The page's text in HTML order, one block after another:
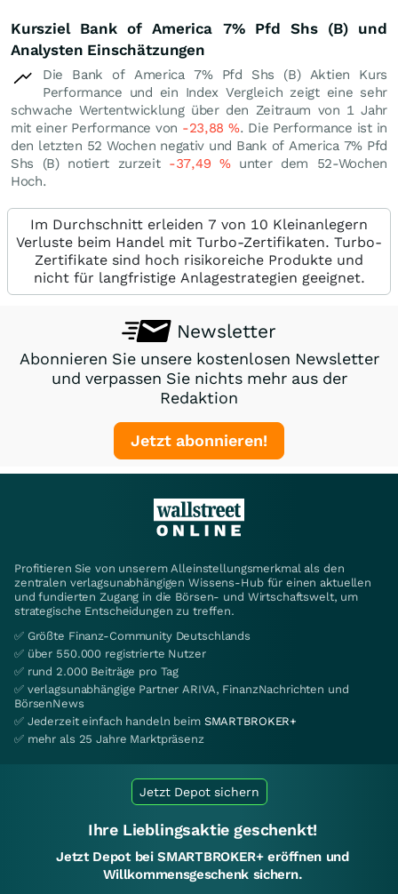
Kursziel Bank of America 7% Pfd Shs (B) und
Analysten Einschätzungen
Die Bank of America 7% Pfd Shs (B) Aktien Kurs
Performance und ein Index Vergleich zeigt eine sehr
schwache Wertentwicklung über den Zeitraum von 1 Jahr
mit einer Performance von -23,88 %. Die Performance ist in
den letzten 52 Wochen negativ und Bank of America 7% Pfd
Shs (B) notiert zurzeit -37,49 %unter dem 52-Wochen
Hoch.
Im Durchschnitt erleiden 7 von 10 Kleinanlegern
Verluste beim Handel mit Turbo-Zertifikaten. Turbo-
Zertifikate sind hoch risikoreiche Produkte und
nicht für langfristige Anlagestrategien geeignet.
Newsletter
Abonnieren Sie unsere kostenlosen Newsletter
und verpassen Sie nichts mehr aus der
Redaktion
Jetzt abonnieren!
Profitieren Sie von unserem Alleinstellungsmerkmal als den
zentralen verlagsunabhängigen Wissens-Hub für einen aktuellen
und fundierten Zugang in die Börsen- und Wirtschaftswelt, um
strategische Entscheidungen zu treffen.
✅ Größte Finanz-Community Deutschlands
✅ über 550.000 registrierte Nutzer
✅ rund 2.000 Beiträge pro Tag
✅ verlagsunabhängige Partner ARIVA, FinanzNachrichten und
BörsenNews
✅ Jederzeit einfach handeln beim SMARTBROKER+
✅ mehr als 25 Jahre Marktpräsenz
Jetzt Depot sichern
Ihre Lieblingsaktie geschenkt!
Jetzt Depot bei SMARTBROKER+ eröffnen und
Willkommensgeschenk sichern.